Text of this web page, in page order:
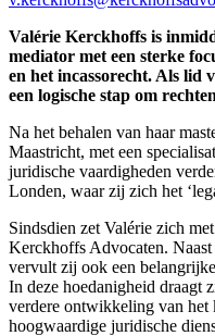
Valérie Kerckhoffs is
mediator met een sterke
en het incassorecht. Als lid
een logische stap om
Na het behalen van haar
Maastricht, met een
juridische vaardigheden
Londen, waar zij zich het
Sindsdien zet Valérie zich
Kerckhoffs Advocaten.
vervult zij ook een
In deze hoedanigheid draagt
verdere ontwikkeling van
hoogwaardige juridische